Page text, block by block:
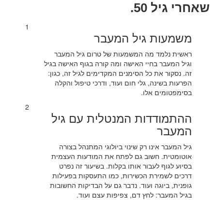
שאחרי גיל 50.
1
משמעות גיל המעבר
ראשית נלמד מה המשמעות של טרום גיל המעבר
וגיל המעבר בחיי האישה ומה קורה בגוף האישה בגיל
זה. נסקור את כל הסימנים המקדימים לגיל זה, כגון:
הפרעות בשינה, גלי חום ועוד, ודרכי טיפול והקלה
בסימפטומים אלו.
2
ההתמודדות המנטלית עם גיל
המעבר
גיל המעבר אינו רק שינוי ביולוגי המתנהל בצורה
אוטומטית. חשוב גם לפתח את המודעות העצמית
בסיוע לגוף לעבור אותו בקלות. בשיעור זה נפרט
דרכים לשמירת הכשירות, כמו התעסקות בפעילות
גופנית, ביוגה ועוד. נדבר גם על הבדיקות החשובות
בגיל המעבר: לחץ דם, צפיפות עצם ועוד.